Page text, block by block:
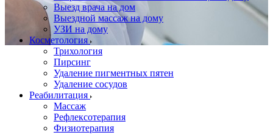
Выезд врача на дом
Выездной массаж на дому
УЗИ на дому
Косметология
Трихология
Пирсинг
Удаление пигментных пятен
Удаление сосудов
Реабилитация
Массаж
Рефлексотерапия
Физиотерапия